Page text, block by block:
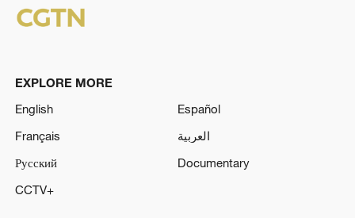
EXPLORE MORE
English
Español
Français
العربية
Русский
Documentary
CCTV+